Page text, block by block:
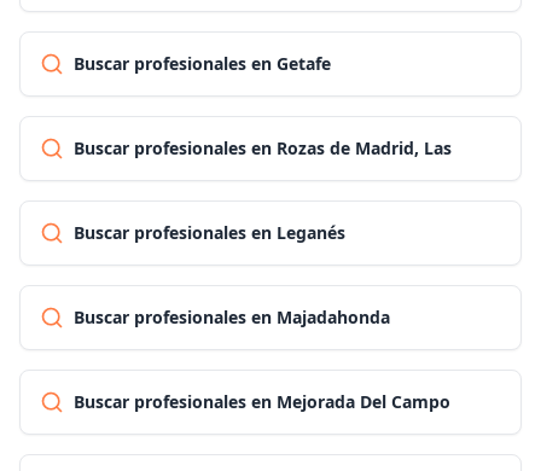
Buscar profesionales en Getafe
Buscar profesionales en Rozas de Madrid, Las
Buscar profesionales en Leganés
Buscar profesionales en Majadahonda
Buscar profesionales en Mejorada Del Campo